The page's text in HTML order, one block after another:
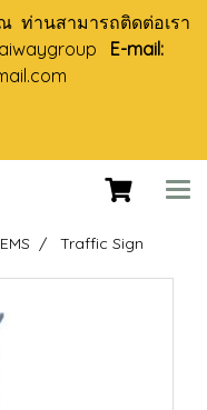
ท่านสามารถติดต่อเรา
E-mail:
Traffic Sign